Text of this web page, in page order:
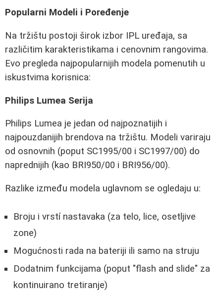
Popularni Modeli i Poređenje
Na tržištu postoji širok izbor IPL uređaja, sa
različitim karakteristikama i cenovnim rangovima.
Evo pregleda najpopularnijih modela pomenutih u
iskustvima korisnica:
Philips Lumea Serija
Philips Lumea je jedan od najpoznatijih i
najpouzdanijih brendova na tržištu. Modeli variraju
od osnovnih (poput SC1995/00 i SC1997/00) do
naprednijih (kao BRI950/00 i BRI956/00).
Razlike između modela uglavnom se ogledaju u:
Broju i vrstí nastavaka (za telo, lice, osetljive
zone)
Mogućnosti rada na bateriji ili samo na struju
Dodatnim funkcijama (poput "flash and slide" za
kontinuirano tretiranje)